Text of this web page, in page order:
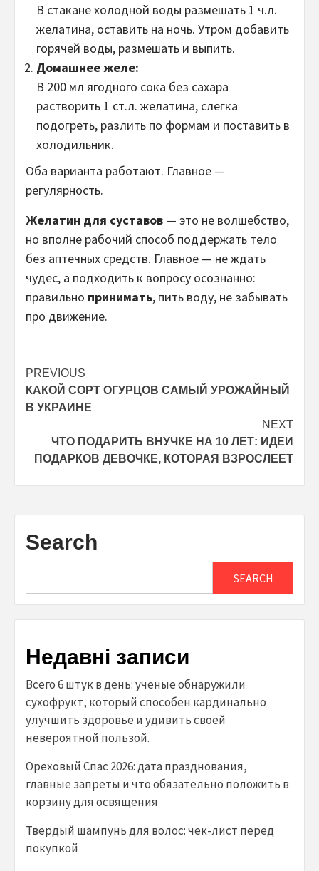
В стакане холодной воды размешать 1 ч.л.
желатина, оставить на ночь. Утром добавить
горячей воды, размешать и выпить.
Домашнее желе:
В 200 мл ягодного сока без сахара
растворить 1 ст.л. желатина, слегка
подогреть, разлить по формам и поставить в
холодильник.
Оба варианта работают. Главное —
регулярность.
Желатин для суставов — это не волшебство,
но вполне рабочий способ поддержать тело
без аптечных средств. Главное — не ждать
чудес, а подходить к вопросу осознанно:
правильно принимать, пить воду, не забывать
про движение.
Post
navigation
PREVIOUS
КАКОЙ СОРТ ОГУРЦОВ САМЫЙ УРОЖАЙНЫЙ
В УКРАИНЕ
NEXT
ЧТО ПОДАРИТЬ ВНУЧКЕ НА 10 ЛЕТ: ИДЕИ
ПОДАРКОВ ДЕВОЧКЕ, КОТОРАЯ ВЗРОСЛЕЕТ
Search
SEARCH
Недавні записи
Всего 6 штук в день: ученые обнаружили
сухофрукт, который способен кардинально
улучшить здоровье и удивить своей
невероятной пользой.
Ореховый Спас 2026: дата празднования,
главные запреты и что обязательно положить в
корзину для освящения
Твердый шампунь для волос: чек-лист перед
покупкой